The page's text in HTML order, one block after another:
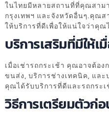
ในไทยมีหลายสถานที่ที่คุณสาม
กรุงเทพฯ และจังหวัดอื่นๆ.คุณ
ให้บริการที่ดีเพื่อให้แน่ใจว่าคุณ
บริการเสริมที่มีให้เ
เมื่อเช่ารถกระเช้า คุณอาจต้อ
ขนส่ง, บริการช่างเทคนิค, และ
คุณได้รับบริการที่ดีและรถกระเ
วิธีการเตรียมตัวก่อ